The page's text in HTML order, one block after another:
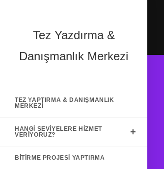
Tez Yazdırma &
Danışmanlık Merkezi
TEZ YAPTIRMA & DANIŞMANLIK
MERKEZI
HANGI SEVIYELERE HIZMET
VERIYORUZ?
BITIRME PROJESI YAPTIRMA